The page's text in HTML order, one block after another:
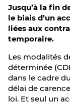
Jusqu’à la fin
le biais d’un
liées aux
temporaire.
Les modalités
déterminée
dans le cadre
délai de
loi. Et seul un